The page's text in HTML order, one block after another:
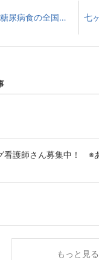
腎臓病食・糖尿病食の全国配送開始！「さんさんパックおかず」
護師さん募集中！ ※
もっと見る